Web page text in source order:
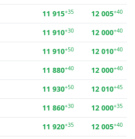
11 915+35 12 005+40
11 910+30 12 000+40
11 910+50 12 010+40
11 880+40 12 000+40
11 930+50 12 010+45
11 860+30 12 000+35
11 920+35 12 005+40